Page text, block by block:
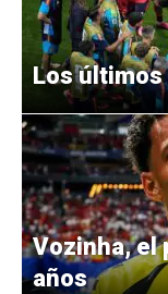
Los
Vozinha, el
años